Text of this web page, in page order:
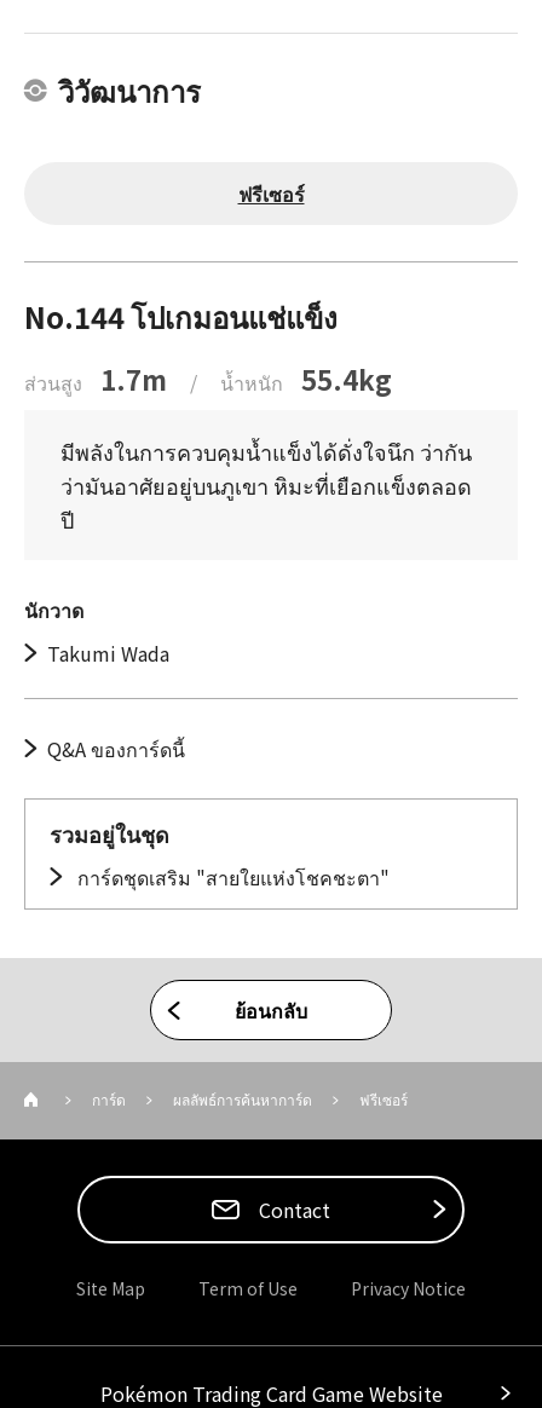
วิวัฒนาการ
ฟรีเซอร์
No.144 โปเกมอนแช่แข็ง
ส่วนสูง 1.7m / น้ำหนัก 55.4kg
มีพลังในการควบคุมน้ำแข็งได้ดั่งใจนึก ว่ากัน
ว่ามันอาศัยอยู่บนภูเขา หิมะที่เยือกแข็งตลอด
ปี
นักวาด
Takumi Wada
Q&A ของการ์ดนี้
รวมอยู่ในชุด
การ์ดชุดเสริม "สายใยแห่งโชคชะตา"
ย้อนกลับ
การ์ด ผลลัพธ์การค้นหาการ์ด ฟรีเซอร์
Contact
Site Map Term of Use Privacy Notice
Pokémon Trading Card Game Website